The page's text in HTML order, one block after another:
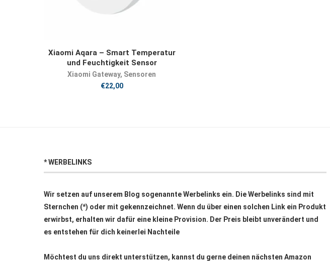
JETZT KAUFEN
Xiaomi Aqara – Smart Temperatur
und Feuchtigkeit Sensor
Xiaomi Gateway, Sensoren
€22,00
* WERBELINKS
Wir setzen auf unserem Blog sogenannte Werbelinks ein. Die Werbelinks sind mit
Sternchen (*) oder mit gekennzeichnet. Wenn du über einen solchen Link ein Produkt
erwirbst, erhalten wir dafür eine kleine Provision. Der Preis bleibt unverändert und
es entstehen für dich keinerlei Nachteile
Möchtest du uns direkt unterstützen, kannst du gerne deinen nächsten Amazon